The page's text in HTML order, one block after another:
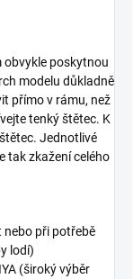
obvykle poskytnou
modelu důkladně
přímo v rámu, než
tenký štětec. K
Jednotlivé
tak zkažení celého
nebo při potřebě
lodí)
(široký výběr